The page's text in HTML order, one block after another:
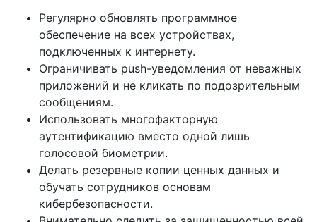
Регулярно обновлять программное
обеспечение на всех устройствах,
подключенных к интернету.
Ограничивать push-уведомления от неважных
приложений и не кликать по подозрительным
сообщениям.
Использовать многофакторную
аутентификацию вместо одной лишь
голосовой биометрии.
Делать резервные копии ценных данных и
обучать сотрудников основам
кибербезопасности.